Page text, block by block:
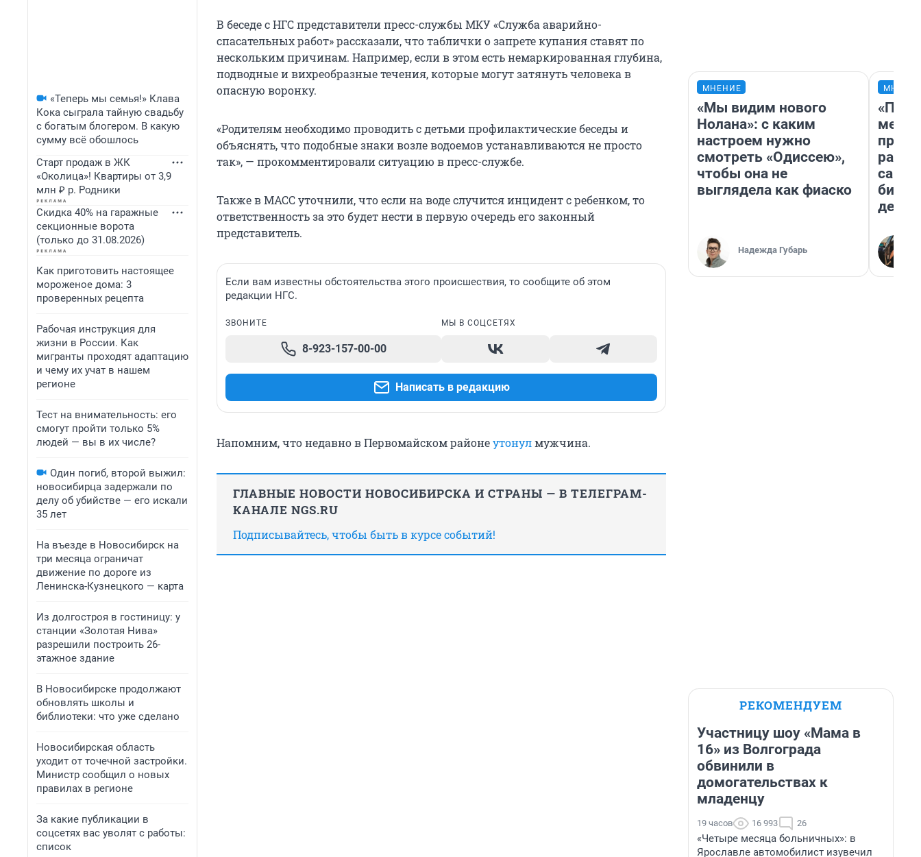
«Теперь мы семья!» Клава
Кока сыграла тайную свадьбу
с богатым блогером. В какую
сумму всё обошлось
Старт продаж в ЖК
«Околица»! Квартиры от 3,9
млн ₽ р. Родники
Скидка 40% на гаражные
секционные ворота
(только до 31.08.2026)
Как приготовить настоящее
мороженое дома: 3
проверенных рецепта
Рабочая инструкция для
жизни в России. Как
мигранты проходят адаптацию
и чему их учат в нашем
регионе
Тест на внимательность: его
смогут пройти только 5%
людей — вы в их числе?
Один погиб, второй выжил:
новосибирца задержали по
делу об убийстве — его искали
35 лет
На въезде в Новосибирск на
три месяца ограничат
движение по дороге из
Ленинска-Кузнецкого — карта
Из долгостроя в гостиницу: у
станции «Золотая Нива»
разрешили построить 26-
этажное здание
В Новосибирске продолжают
обновлять школы и
библиотеки: что уже сделано
Новосибирская область
уходит от точечной застройки.
Министр сообщил о новых
правилах в регионе
За какие публикации в
соцсетях вас уволят с работы:
список
В беседе с НГС представители пресс-службы МКУ «Служба аварийно-
спасательных работ» рассказали, что таблички о запрете купания ставят по
нескольким причинам. Например, если в этом есть немаркированная глубина,
подводные и вихреобразные течения, которые могут затянуть человека в
опасную воронку.
«Родителям необходимо проводить с детьми профилактические беседы и
объяснять, что подобные знаки возле водоемов устанавливаются не просто
так», — прокомментировали ситуацию в пресс-службе.
Также в МАСС уточнили, что если на воде случится инцидент с ребенком, то
ответственность за это будет нести в первую очередь его законный
представитель.
Если вам известны обстоятельства этого происшествия, то сообщите об этом
редакции НГС.
ЗВОНИТЕ
8-923-157-00-00
МЫ В СОЦСЕТЯХ
Написать в редакцию
Напомним, что недавно в Первомайском районеутонулмужчина.
ГЛАВНЫЕ НОВОСТИ НОВОСИБИРСКА И СТРАНЫ — В ТЕЛЕГРАМ-
КАНАЛЕ NGS.RU
Подписывайтесь, чтобы быть в курсе событий!
МНЕНИЕ
«Мы видим нового
Нолана»: с каким
настроем нужно
смотреть «Одиссею»,
чтобы она не
выглядела как фиаско
Надежда Губарь
РЕКОМЕНДУЕМ
Участницу шоу «Мама в
16» из Волгограда
обвинили в
домогательствах к
младенцу
19 часов 16 993 26
«Четыре месяца больничных»: в
Ярославле автомобилист изувечил